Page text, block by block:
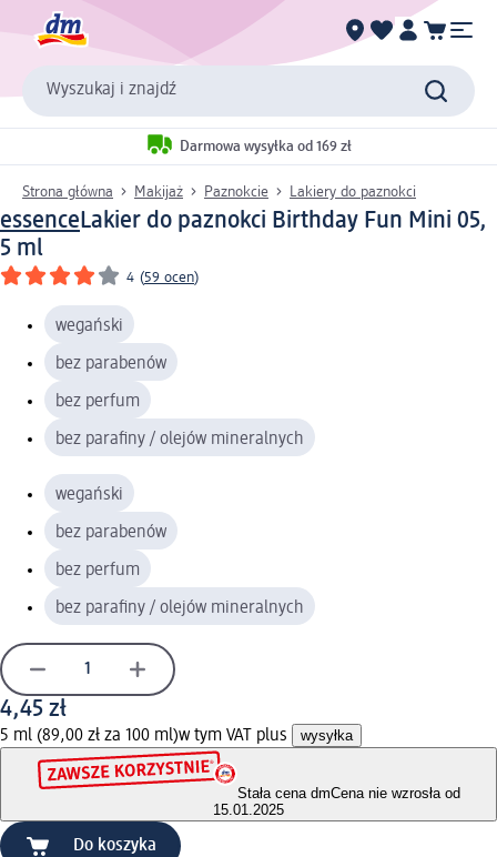
Wyszukaj i znajdź
Darmowa wysyłka od 169 zł
Strona główna Makijaż Paznokcie Lakiery do paznokci
essenceLakier do paznokci Birthday Fun Mini 05,
5 ml
4 (59 ocen)
wegański
bez parabenów
bez perfum
bez parafiny / olejów mineralnych
wegański
bez parabenów
bez perfum
bez parafiny / olejów mineralnych
4,45 zł
5 ml (89,00 zł za 100 ml)w tym VAT plus wysyłka
Stała cena dmCena nie wzrosła od
15.01.2025
Do koszyka